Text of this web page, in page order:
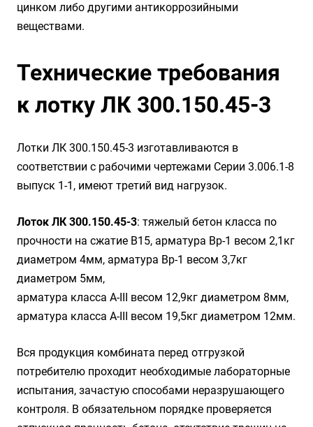
цинком либо другими антикоррозийными
веществами.
Технические требования
к лотку ЛК 300.150.45-3
Лотки ЛК 300.150.45-3 изготавливаются в
соответствии с рабочими чертежами Серии 3.006.1-8
выпуск 1-1, имеют третий вид нагрузок.
Лоток ЛК 300.150.45-3: тяжелый бетон класса по
прочности на сжатие B15, арматура Вр-1 весом 2,1кг
диаметром 4мм, арматура Вр-1 весом 3,7кг
диаметром 5мм,
арматура класса А-III весом 12,9кг диаметром 8мм,
арматура класса А-III весом 19,5кг диаметром 12мм.
Вся продукция комбината перед отгрузкой
потребителю проходит необходимые лабораторные
испытания, зачастую способами неразрушающего
контроля. В обязательном порядке проверяется